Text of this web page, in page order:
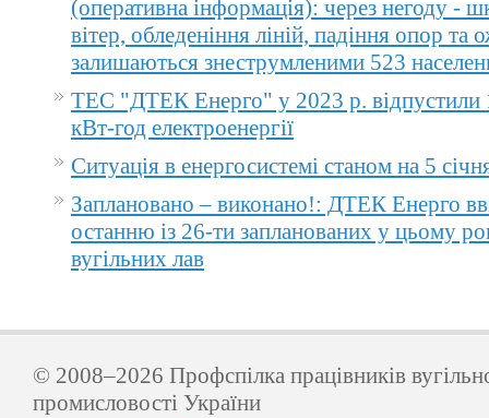
(оперативна інформація): через негоду -
вітер, обледеніння ліній, падіння опор та
залишаються знеструмленими 523
ТЕС "ДТЕК Енерго" у 2023 р. відпустили
кВт-год електроенергії
Ситуація в енергосистемі станом на 5
Заплановано – виконано!: ДТЕК Енерго
останню із 26-ти запланованих у цьому
вугільних лав
© 2008–2026 Профспілка працівників
промисловості України